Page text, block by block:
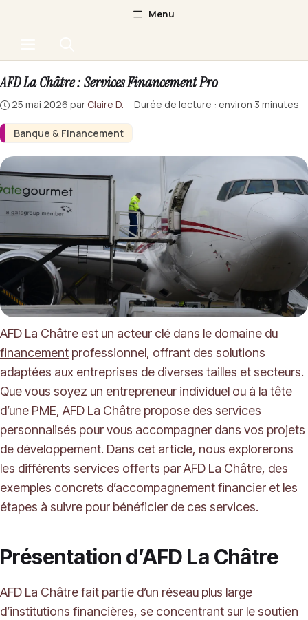
au
Menu
Banque & Financement
AFD La Châtre : Services Financement Pro
25 mai 2026 par Claire D. · Durée de lecture : environ 3 minutes
AFD La Châtre est un acteur clé dans le domaine du
financement professionnel, offrant des solutions
adaptées aux entreprises de diverses tailles et secteurs.
Que vous soyez un entrepreneur individuel ou à la tête
d’une PME, AFD La Châtre propose des services
personnalisés pour vous accompagner dans vos projets
de développement. Dans cet article, nous explorerons
les différents services offerts par AFD La Châtre, des
exemples concrets d’accompagnementfinancier et les
étapes à suivre pour bénéficier de ces services.
Présentation d’AFD La Châtre
AFD La Châtre fait partie d’un réseau plus large
d’institutions financières, se concentrant sur le soutien